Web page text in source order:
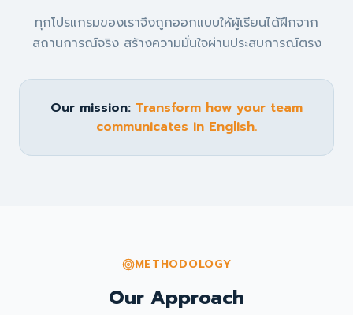
ทุกโปรแกรมของเราจึงถูกออกแบบให้ผู้เรียนได้ฝึกจาก
สถานการณ์จริง สร้างความมั่นใจผ่านประสบการณ์ตรง
Our mission: Transform how your team
communicates in English.
METHODOLOGY
Our Approach